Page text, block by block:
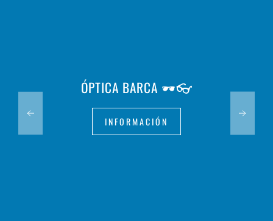
ÓPTICA BARCA 🕶️👓
INFORMACIÓN